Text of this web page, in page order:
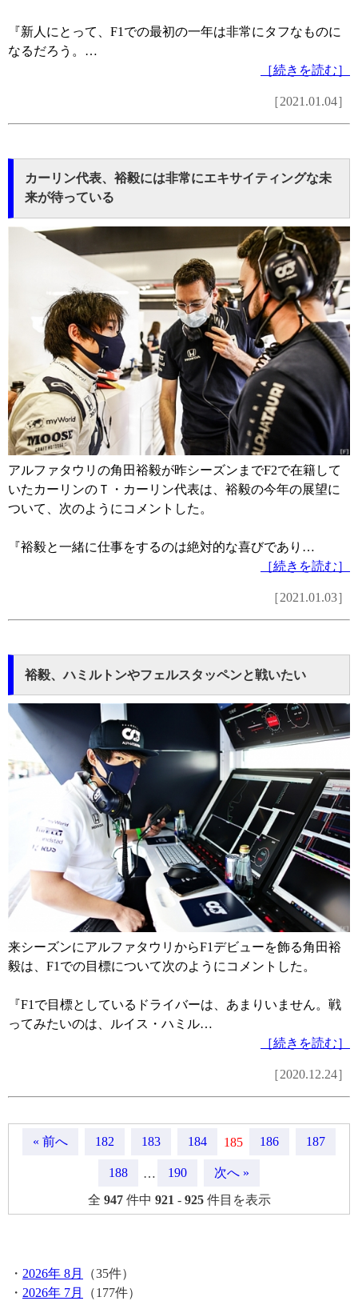
『新人にとって、F1での最初の一年は非常にタフなものに
なるだろう。…
［続きを読む］
［2021.01.04］
カーリン代表、裕毅には非常にエキサイティングな未
来が待っている
アルファタウリの角田裕毅が昨シーズンまでF2で在籍して
いたカーリンのＴ・カーリン代表は、裕毅の今年の展望に
ついて、次のようにコメントした。
『裕毅と一緒に仕事をするのは絶対的な喜びであり…
［続きを読む］
［2021.01.03］
裕毅、ハミルトンやフェルスタッペンと戦いたい
来シーズンにアルファタウリからF1デビューを飾る角田裕
毅は、F1での目標について次のようにコメントした。
『F1で目標としているドライバーは、あまりいません。戦
ってみたいのは、ルイス・ハミル…
［続きを読む］
［2020.12.24］
« 前へ 182 183 184 185 186 187
188 … 190
次へ »
全 947件中 921 - 925件目を表示
・ 2026年 8月
（35件）
・ 2026年 7月
（177件）